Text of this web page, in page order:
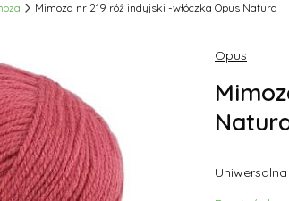
Mimoza nr 219 róż indyjski -włóczka Opus Natura
Opus